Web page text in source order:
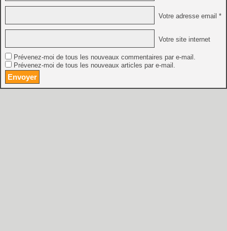
Votre adresse email *
Votre site internet
Prévenez-moi de tous les nouveaux commentaires par e-mail.
Prévenez-moi de tous les nouveaux articles par e-mail.